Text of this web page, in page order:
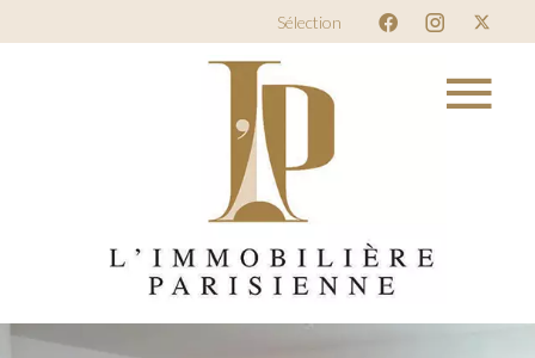
Sélection